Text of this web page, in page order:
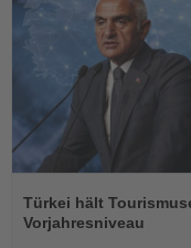
Sie
die
Nachrichten
Türkei hält
Vorjahresniveau